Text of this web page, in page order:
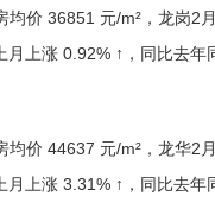
均价 36851 元/m²，龙岗2
月上涨 0.92% ↑，同比去年
均价 44637 元/m²，龙华2
月上涨 3.31% ↑，同比去年